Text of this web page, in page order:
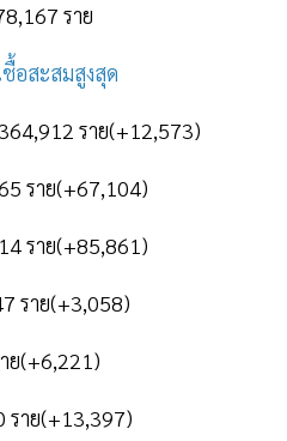
ราย
อสะสมสูงสุด
ราย(+12,573)
ราย(+67,104)
ราย(+85,861)
ราย(+3,058)
ย(+6,221)
ราย(+13,397)